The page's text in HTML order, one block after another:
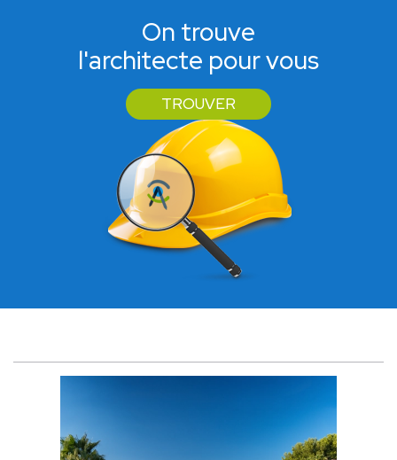
On trouve
l'architecte pour vous
TROUVER